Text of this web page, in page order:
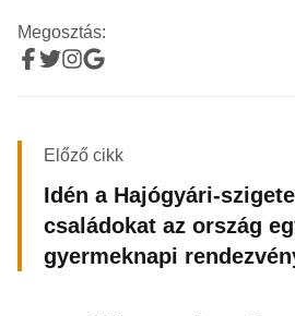
Megosztás:
Előző cikk
Idén a Hajógyári-
családokat az ország
gyermeknapi